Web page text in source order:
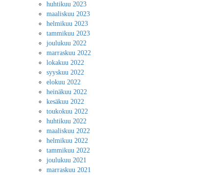
huhtikuu 2023
maaliskuu 2023
helmikuu 2023
tammikuu 2023
joulukuu 2022
marraskuu 2022
lokakuu 2022
syyskuu 2022
elokuu 2022
heinäkuu 2022
kesäkuu 2022
toukokuu 2022
huhtikuu 2022
maaliskuu 2022
helmikuu 2022
tammikuu 2022
joulukuu 2021
marraskuu 2021